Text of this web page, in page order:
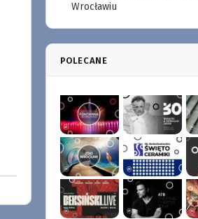
Wrocławiu
POLECANE